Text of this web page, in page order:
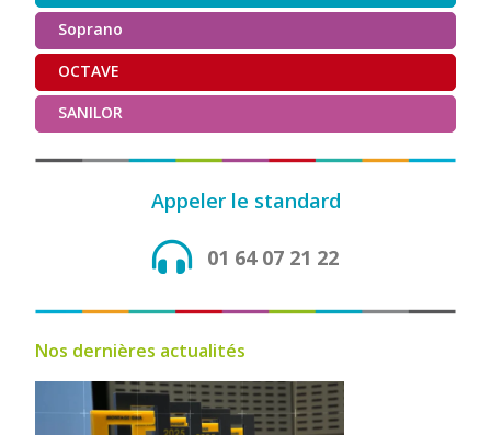
Soprano
OCTAVE
SANILOR
Appeler le standard
01 64 07 21 22
Nos dernières actualités